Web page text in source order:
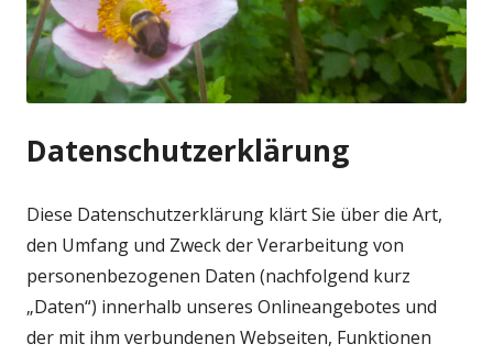
Datenschutzerklärung
Diese Datenschutzerklärung klärt Sie über die Art,
den Umfang und Zweck der Verarbeitung von
personenbezogenen Daten (nachfolgend kurz
„Daten“) innerhalb unseres Onlineangebotes und
der mit ihm verbundenen Webseiten, Funktionen